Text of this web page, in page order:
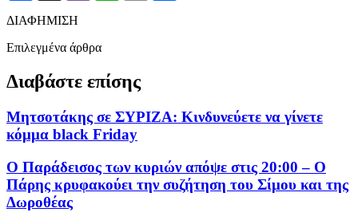
ΔΙΑΦΗΜΙΣΗ
Επιλεγμένα άρθρα
Διαβάστε επίσης
Μητσοτάκης σε ΣΥΡΙΖΑ: Κινδυνεύετε να γίνετε
κόμμα black Friday
Ο Παράδεισος των κυριών απόψε στις 20:00 – Ο
Πάρης κρυφακούει την συζήτηση του Σίμου και της
Δωροθέας